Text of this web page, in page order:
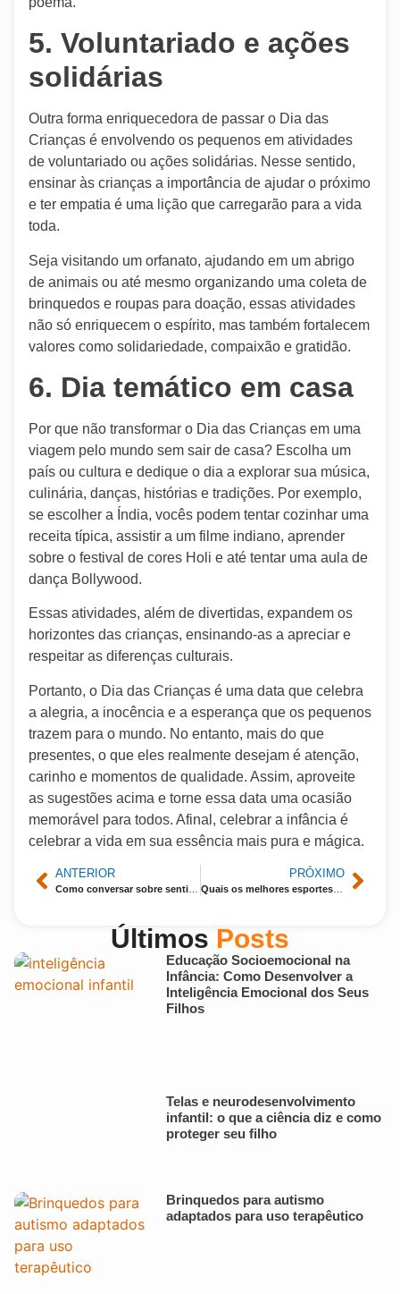
5. Voluntariado e ações
solidárias
Outra forma enriquecedora de passar o Dia das
Crianças é envolvendo os pequenos em atividades
de voluntariado ou ações solidárias. Nesse sentido,
ensinar às crianças a importância de ajudar o próximo
e ter empatia é uma lição que carregarão para a vida
toda.
Seja visitando um orfanato, ajudando em um abrigo
de animais ou até mesmo organizando uma coleta de
brinquedos e roupas para doação, essas atividades
não só enriquecem o espírito, mas também fortalecem
valores como solidariedade, compaixão e gratidão.
6. Dia temático em casa
Por que não transformar o Dia das Crianças em uma
viagem pelo mundo sem sair de casa? Escolha um
país ou cultura e dedique o dia a explorar sua música,
culinária, danças, histórias e tradições. Por exemplo,
se escolher a Índia, vocês podem tentar cozinhar uma
receita típica, assistir a um filme indiano, aprender
sobre o festival de cores Holi e até tentar uma aula de
dança Bollywood.
Essas atividades, além de divertidas, expandem os
horizontes das crianças, ensinando-as a apreciar e
respeitar as diferenças culturais.
Portanto, o Dia das Crianças é uma data que celebra
a alegria, a inocência e a esperança que os pequenos
trazem para o mundo. No entanto, mais do que
presentes, o que eles realmente desejam é atenção,
carinho e momentos de qualidade. Assim, aproveite
as sugestões acima e torne essa data uma ocasião
memorável para todos. Afinal, celebrar a infância é
celebrar a vida em sua essência mais pura e mágica.
ANTERIOR PRÓXIMO
Quais os melhores esportes para crianças?
Últimos Posts
Educação Socioemocional na
Infância: Como Desenvolver a
Inteligência Emocional dos Seus
Filhos
Telas e neurodesenvolvimento
infantil: o que a ciência diz e como
proteger seu filho
Brinquedos para autismo
adaptados para uso terapêutico